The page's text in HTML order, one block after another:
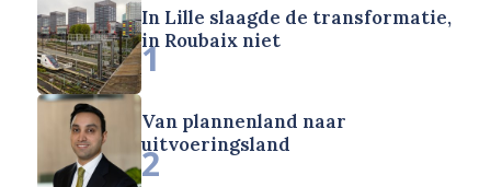
In Lille slaagde de transformatie,
in Roubaix niet
1
Van plannenland naar
uitvoeringsland
2